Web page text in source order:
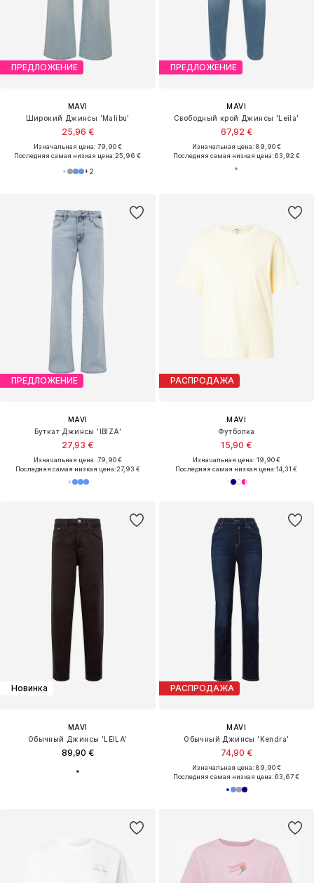
ПРЕДЛОЖЕНИЕ
MAVI
Широкий Джинсы 'Malibu'
25,96 €
Изначальная цена: 79,90 €
Последняя самая низкая цена:25,96 €
+2
ПРЕДЛОЖЕНИЕ
MAVI
Свободный крой Джинсы 'Leila'
67,92 €
Изначальная цена: 89,90 €
Последняя самая низкая цена:63,92 €
ПРЕДЛОЖЕНИЕ
MAVI
Буткат Джинсы 'IBIZA'
27,93 €
Изначальная цена: 79,90 €
Последняя самая низкая цена:27,93 €
РАСПРОДАЖА
MAVI
Футболка
15,90 €
Изначальная цена: 19,90 €
Последняя самая низкая цена:14,31 €
Новинка
MAVI
Обычный Джинсы 'LEILA'
89,90 €
РАСПРОДАЖА
MAVI
Обычный Джинсы 'Kendra'
74,90 €
Изначальная цена: 89,90 €
Последняя самая низкая цена:63,67 €